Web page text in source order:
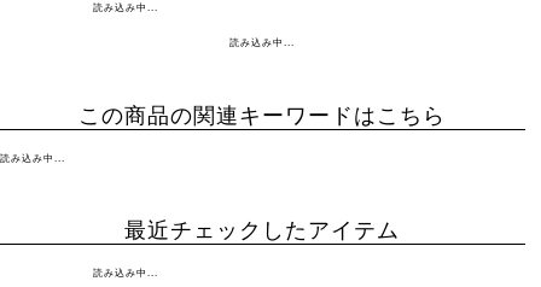
読み込み中...
読み込み中...
この商品の関連キーワードはこちら
読み込み中...
最近チェックしたアイテム
読み込み中...